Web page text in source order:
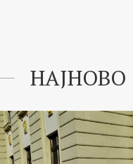
НАЈНОВО